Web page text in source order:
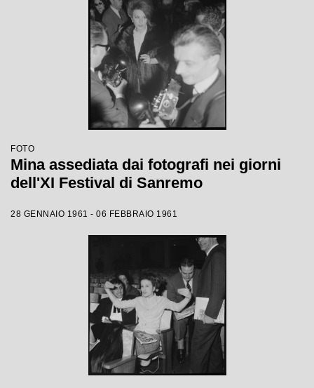
FOTO
Mina assediata dai fotografi nei giorni
dell'XI Festival di Sanremo
28 GENNAIO 1961 - 06 FEBBRAIO 1961